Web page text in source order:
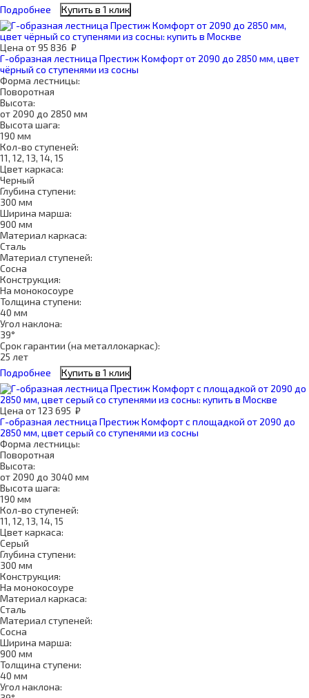
Подробнее
Купить в 1 клик
Цена от95 836 ₽
Г-образная лестница Престиж Комфорт от 2090 до 2850 мм, цвет
чёрный со ступенями из сосны
Форма лестницы:
Поворотная
Высота:
от 2090 до 2850 мм
Высота шага:
190 мм
Кол-во ступеней:
11, 12, 13, 14, 15
Цвет каркаса:
Черный
Глубина ступени:
300 мм
Ширина марша:
900 мм
Материал каркаса:
Сталь
Материал ступеней:
Сосна
Конструкция:
На монокосоуре
Толщина ступени:
40 мм
Угол наклона:
39°
Срок гарантии (на металлокаркас):
25 лет
Подробнее
Купить в 1 клик
Цена от123 695 ₽
Г-образная лестница Престиж Комфорт с площадкой от 2090 до
2850 мм, цвет серый со ступенями из сосны
Форма лестницы:
Поворотная
Высота:
от 2090 до 3040 мм
Высота шага:
190 мм
Кол-во ступеней:
11, 12, 13, 14, 15
Цвет каркаса:
Серый
Глубина ступени:
300 мм
Конструкция:
На монокосоуре
Материал каркаса:
Сталь
Материал ступеней:
Сосна
Ширина марша:
900 мм
Толщина ступени:
40 мм
Угол наклона: